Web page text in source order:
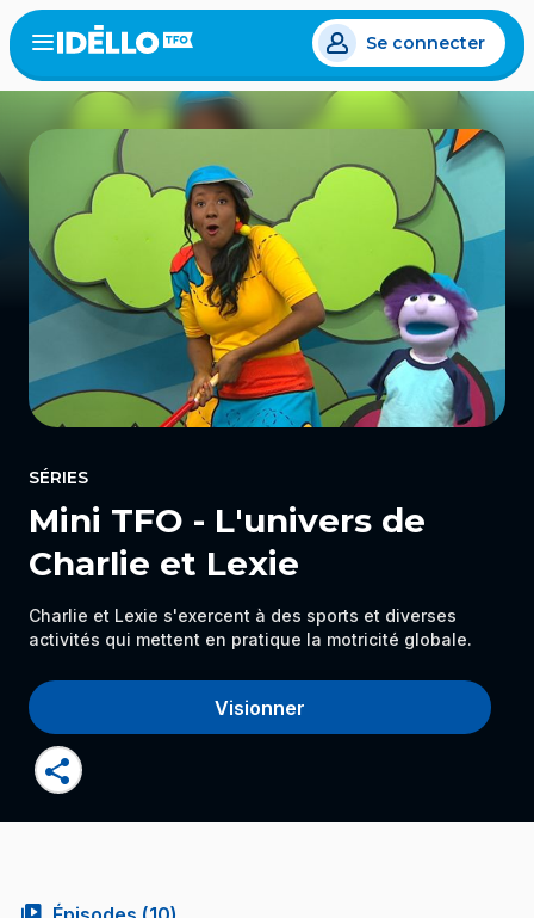
Aller
au
contenu
principal
Open
menu
Se connecter
SÉRIES
Mini TFO - L'univers de
Charlie et Lexie
Charlie et Lexie s'exercent à des sports et diverses
activités qui mettent en pratique la motricité globale.
Visionner
share